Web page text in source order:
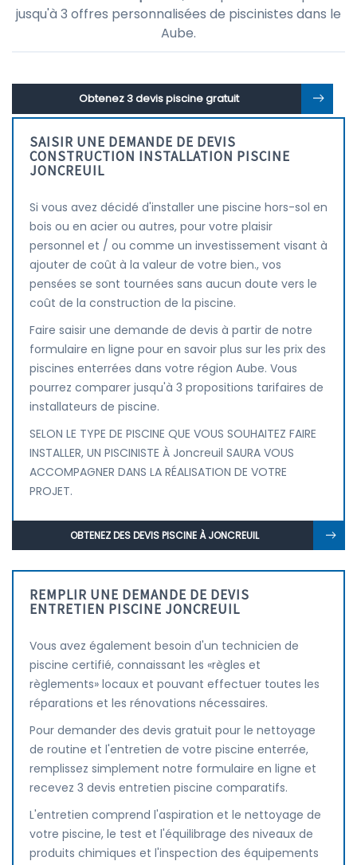
jusqu'à 3 offres personnalisées de piscinistes dans le
Aube.
Obtenez 3 devis piscine gratuit
SAISIR UNE DEMANDE DE DEVIS
CONSTRUCTION INSTALLATION PISCINE
JONCREUIL
Si vous avez décidé d'installer une piscine hors-sol en
bois ou en acier ou autres, pour votre plaisir
personnel et / ou comme un investissement visant à
ajouter de coût à la valeur de votre bien., vos
pensées se sont tournées sans aucun doute vers le
coût de la construction de la piscine.
Faire saisir une demande de devis à partir de notre
formulaire en ligne pour en savoir plus sur les prix des
piscines enterrées dans votre région Aube. Vous
pourrez comparer jusqu'à 3 propositions tarifaires de
installateurs de piscine.
SELON LE TYPE DE PISCINE QUE VOUS SOUHAITEZ FAIRE
INSTALLER, UN PISCINISTE À Joncreuil SAURA VOUS
ACCOMPAGNER DANS LA RÉALISATION DE VOTRE
PROJET.
OBTENEZ DES DEVIS PISCINE À JONCREUIL
REMPLIR UNE DEMANDE DE DEVIS
ENTRETIEN PISCINE JONCREUIL
Vous avez également besoin d'un technicien de
piscine certifié, connaissant les «règles et
règlements» locaux et pouvant effectuer toutes les
réparations et les rénovations nécessaires.
Pour demander des devis gratuit pour le nettoyage
de routine et l'entretien de votre piscine enterrée,
remplissez simplement notre formulaire en ligne et
recevez 3 devis entretien piscine comparatifs.
L'entretien comprend l'aspiration et le nettoyage de
votre piscine, le test et l'équilibrage des niveaux de
produits chimiques et l'inspection des équipements